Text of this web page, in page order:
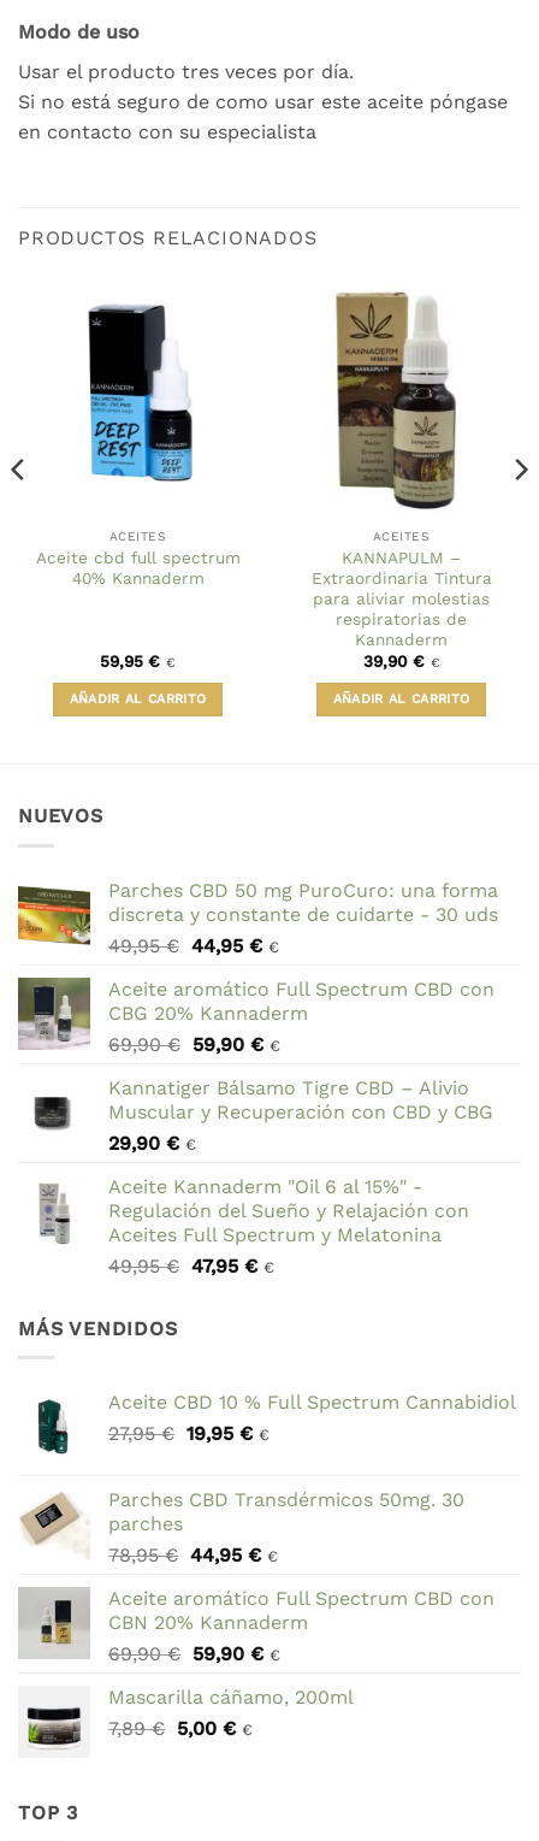
Modo de uso
Usar el producto tres veces por día.
Si no está seguro de como usar este aceite póngase
en contacto con su especialista
PRODUCTOS RELACIONADOS
ACEITES
Aceite cbd full spectrum
40% Kannaderm
59,95 € €
AÑADIR AL CARRITO
ACEITES
KANNAPULM –
Extraordinaria Tintura
para aliviar molestias
respiratorias de
Kannaderm
39,90 € €
AÑADIR AL CARRITO
NUEVOS
Parches CBD 50 mg PuroCuro: una forma
discreta y constante de cuidarte - 30 uds
49,95€ El
original
era:
49,95 €.
44,95 €El
actual
es:
44,95 €.
€
Aceite aromático Full Spectrum CBD con
CBG 20% Kannaderm
69,90€ El
original
era:
69,90 €.
59,90 €El
actual
es:
€
Kannatiger Bálsamo Tigre CBD – Alivio
Muscular y Recuperación con CBD y CBG
29,90 € €
Aceite Kannaderm "Oil 6 al 15%" -
Regulación del Sueño y Relajación con
Aceites Full Spectrum y Melatonina
49,95€ El
47,95 €El
€
MÁS VENDIDOS
Aceite CBD 10 % Full Spectrum Cannabidiol
27,95€ El
era:
19,95 €El
es:
€
Parches CBD Transdérmicos 50mg. 30
parches
78,95€ El
original
era:
78,95 €.
44,95 €El
actual
es:
44,95 €.
€
Aceite aromático Full Spectrum CBD con
CBN 20% Kannaderm
69,90€ El
original
era:
59,90 €El
actual
€
Mascarilla cáñamo, 200ml
7,89€ El
5,00 €El
€
TOP 3